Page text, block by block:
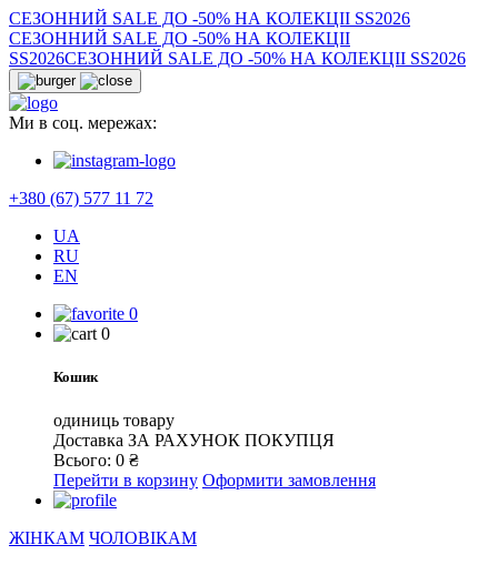
СЕЗОННИЙ SALE ДО -50% НА КОЛЕКЦІІ SS2026
СЕЗОННИЙ SALE ДО -50% НА КОЛЕКЦІІ
SS2026СЕЗОННИЙ SALE ДО -50% НА КОЛЕКЦІІ SS2026
Ми в соц. мережах:
+380 (67) 577 11 72
UA
RU
EN
0
0
Кошик
одиниць товару
Доставка ЗА РАХУНОК ПОКУПЦЯ
Всього: 0 ₴
Перейти в корзину Оформити замовлення
ЖІНКАМ ЧОЛОВІКАМ